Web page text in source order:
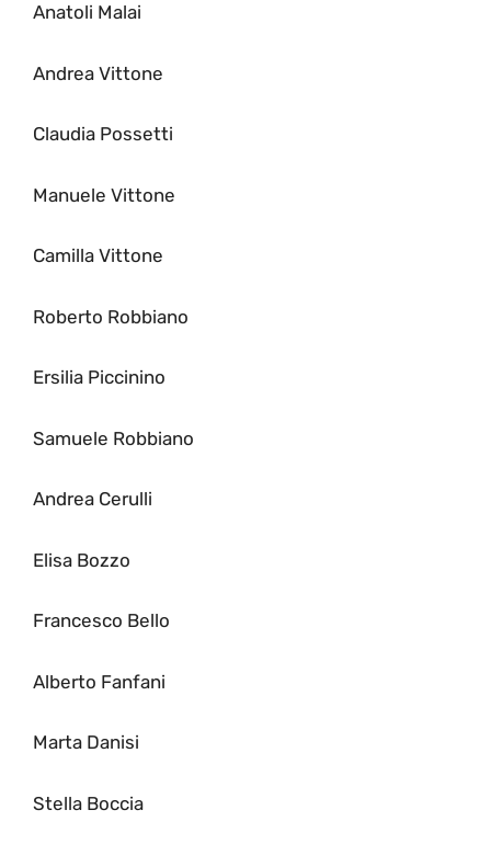
Anatoli Malai
Andrea Vittone
Claudia Possetti
Manuele Vittone
Camilla Vittone
Roberto Robbiano
Ersilia Piccinino
Samuele Robbiano
Andrea Cerulli
Elisa Bozzo
Francesco Bello
Alberto Fanfani
Marta Danisi
Stella Boccia